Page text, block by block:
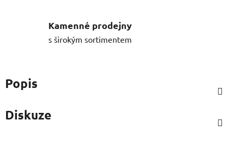
Kamenné prodejny
s širokým sortimentem
Popis
Diskuze